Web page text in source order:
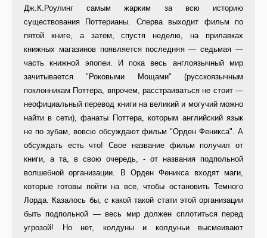
Дж.К.Роулинг самым жарким за всю историю
существования Поттерианы. Сперва выходит фильм по
пятой книге, а затем, спустя неделю, на прилавках
книжных магазинов появляется последняя — седьмая —
часть книжной эпопеи. И пока весь англоязычный мир
зачитывается "Роковыми Мощами" (русскоязычным
поклонникам Поттера, впрочем, расстраиваться не стоит —
неофициальный перевод книги на великий и могучий можно
найти в сети), фанаты Поттера, которым английский язык
не по зубам, вовсю обсуждают фильм "Орден Феникса". А
обсуждать есть что! Свое название фильм получил от
книги, а та, в свою очередь, - от названия подпольной
волшебной организации. В Орден Феникса входят маги,
которые готовы пойти на все, чтобы остановить Темного
Лорда. Казалось бы, с какой такой стати этой организации
быть подпольной — весь мир должен сплотиться перед
угрозой! Но нет, колдуны и колдуньи высмеивают